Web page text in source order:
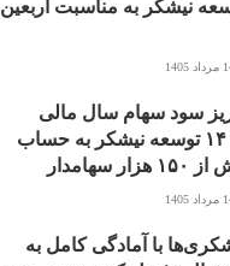
نیشکر به مناسبت اربعین
1405
سود سهام سال مالی
۱۴۰۴ توسعه نیشکر به حساب
هزار سهامدار
1405
با آمادگی کامل به